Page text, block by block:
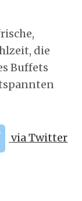
die
Buffets
via Twitter